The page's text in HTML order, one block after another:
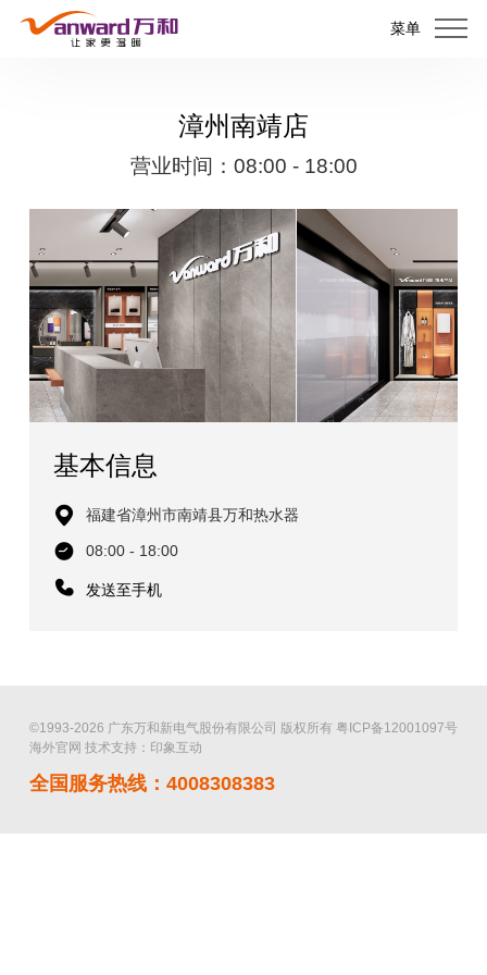
菜单
漳州南靖店
营业时间：08:00 - 18:00
基本信息
福建省漳州市南靖县万和热水器
08:00 - 18:00
发送至手机
©1993-2026 广东万和新电气股份有限公司 版权所有 粤ICP备12001097号
海外官网 技术支持：印象互动
全国服务热线：4008308383